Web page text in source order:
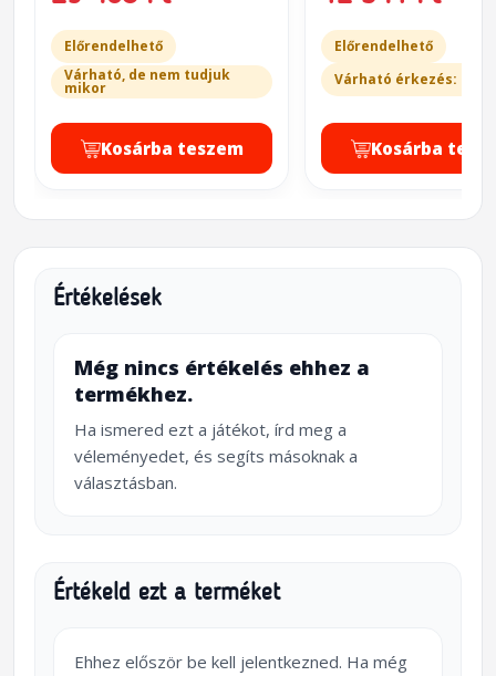
Előrendelhető
Várható, de nem tudjuk
mikor
Kosárba teszem
Előrendelhető
Várható érkezés: 20-
Kosárba
Értékelések
Még nincs értékelés ehhez a
termékhez.
Ha ismered ezt a játékot, írd meg a
véleményedet, és segíts másoknak a
választásban.
Értékeld ezt a terméket
Ehhez először be kell jelentkezned. Ha még